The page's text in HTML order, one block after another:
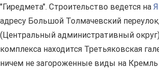
"Гиредмета". Строительство ведется на
адресу Большой Толмачевский
(Центральный административный
комплекса находится Третьяковская
ничем не загороженные виды на Кремль